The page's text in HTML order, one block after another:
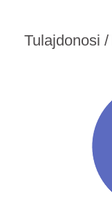
Tulajdonosi